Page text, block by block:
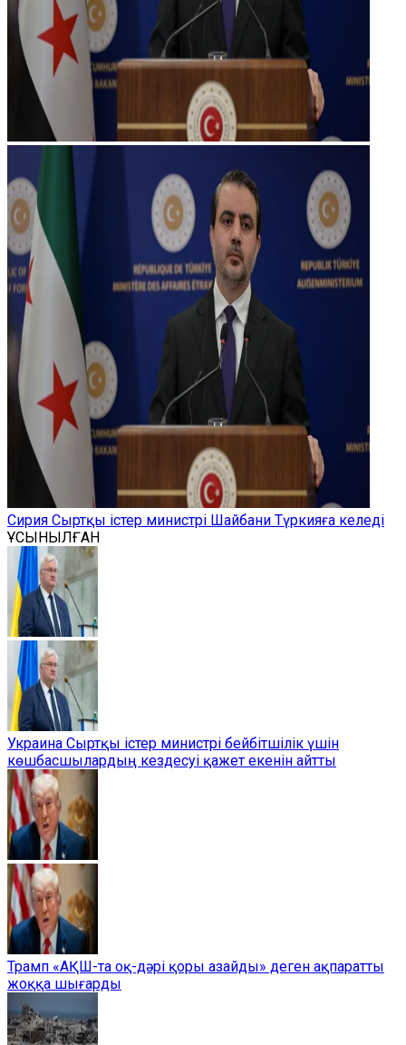
Сирия Сыртқы істер министрі Шайбани Түркияға келеді
ҰСЫНЫЛҒАН
Украина Сыртқы істер министрі бейбітшілік үшін
көшбасшылардың кездесуі қажет екенін айтты
Трамп «АҚШ-та оқ-дәрі қоры азайды» деген ақпаратты
жоққа шығарды